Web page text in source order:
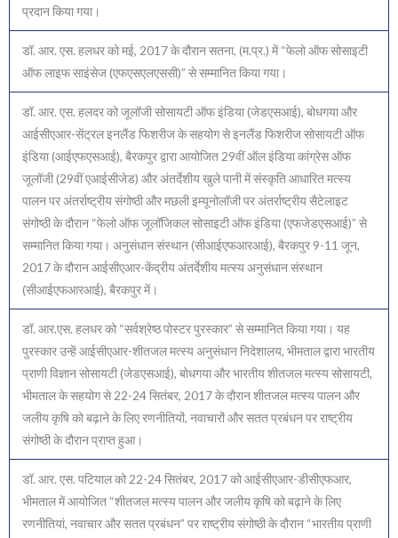
प्रदान किया गया।
डॉ. आर. एस. हलधर को मई, 2017 के दौरान सतना, (म.प्र.) में “फेलो ऑफ सोसाइटी
ऑफ लाइफ साइंसेज (एफएसएलएससी)” से सम्मानित किया गया।
डॉ. आर. एस. हलदर को जूलॉजी सोसायटी ऑफ इंडिया (जेडएसआई), बोधगया और
आईसीएआर-सेंट्रल इनलैंड फिशरीज के सहयोग से इनलैंड फिशरीज सोसायटी ऑफ
इंडिया (आईएफएसआई), बैरकपुर द्वारा आयोजित 29वीं ऑल इंडिया कांग्रेस ऑफ
जूलॉजी (29वीं एआईसीजेड) और अंतर्देशीय खुले पानी में संस्कृति आधारित मत्स्य
पालन पर अंतर्राष्ट्रीय संगोष्ठी और मछली इम्यूनोलॉजी पर अंतर्राष्ट्रीय सैटेलाइट
संगोष्ठी के दौरान “फेलो ऑफ जूलॉजिकल सोसाइटी ऑफ इंडिया (एफजेडएसआई)” से
सम्मानित किया गया। अनुसंधान संस्थान (सीआईएफआरआई), बैरकपुर 9-11 जून,
2017 के दौरान आईसीएआर-केंद्रीय अंतर्देशीय मत्स्य अनुसंधान संस्थान
(सीआईएफआरआई), बैरकपुर में।
डॉ. आर.एस. हलधर को “सर्वश्रेष्ठ पोस्टर पुरस्कार” से सम्मानित किया गया। यह
पुरस्कार उन्हें आईसीएआर-शीतजल मत्स्य अनुसंधान निदेशालय, भीमताल द्वारा भारतीय
प्राणी विज्ञान सोसायटी (जेडएसआई), बोधगया और भारतीय शीतजल मत्स्य सोसायटी,
भीमताल के सहयोग से 22-24 सितंबर, 2017 के दौरान शीतजल मत्स्य पालन और
जलीय कृषि को बढ़ाने के लिए रणनीतियों, नवाचारों और सतत प्रबंधन पर राष्ट्रीय
संगोष्ठी के दौरान प्राप्त हुआ।
डॉ. आर. एस. पटियाल को 22-24 सितंबर, 2017 को आईसीएआर-डीसीएफआर,
भीमताल में आयोजित “शीतजल मत्स्य पालन और जलीय कृषि को बढ़ाने के लिए
रणनीतियां, नवाचार और सतत प्रबंधन” पर राष्ट्रीय संगोष्ठी के दौरान “भारतीय प्राणी